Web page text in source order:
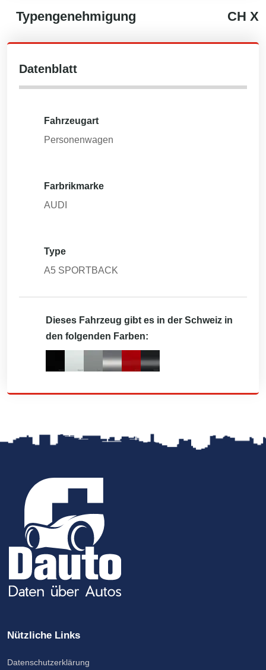
Typengenehmigung CH X
Datenblatt
Fahrzeugart
Personenwagen
Farbrikmarke
AUDI
Type
A5 SPORTBACK
Dieses Fahrzeug gibt es in der Schweiz in
den folgenden Farben:
Nützliche Links
Datenschutzerklärung